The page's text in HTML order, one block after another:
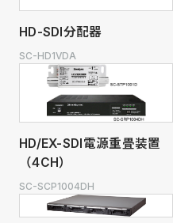
HD-SDI分配器
SC-HD1VDA
HD/EX-SDI電源重畳装置
（4CH）
SC-SCP1004DH